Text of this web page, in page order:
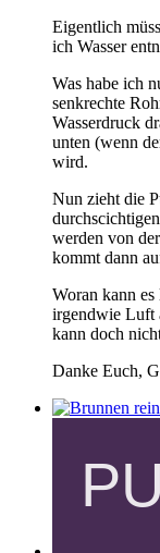
Eigentlich
ich Wasser
Was habe ich
senkrechte
Wasserdruck
unten (wenn
wird.
Nun zieht die
werden von
kommt dann
Woran kann es
irgendwie Luft
kann doch
Danke Euch,